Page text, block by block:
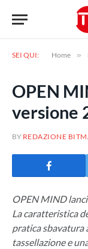
SEI QUI: Home »
OPEN
versione
BY REDAZIONE
OPEN MIND
La caratteristica
pratica sbavatura
tassellazione e